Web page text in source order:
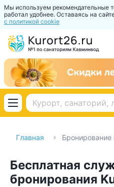
Мы используем рекомендательные
работал удобнее. Оставаясь на
с политикой cookie
Главная Бронирование
Бесплатная
бронирования